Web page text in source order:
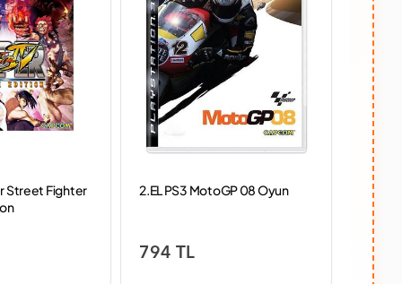
Street Fighter
2.EL PS3 MotoGP 08 Oyun
794 TL
2.EL
599